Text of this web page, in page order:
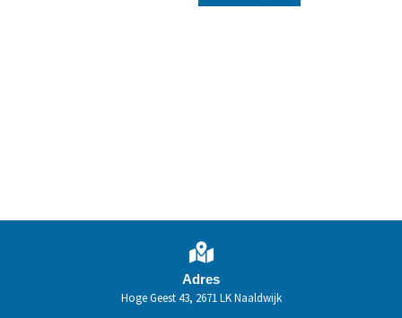
Adres
Hoge Geest 43, 2671 LK Naaldwijk